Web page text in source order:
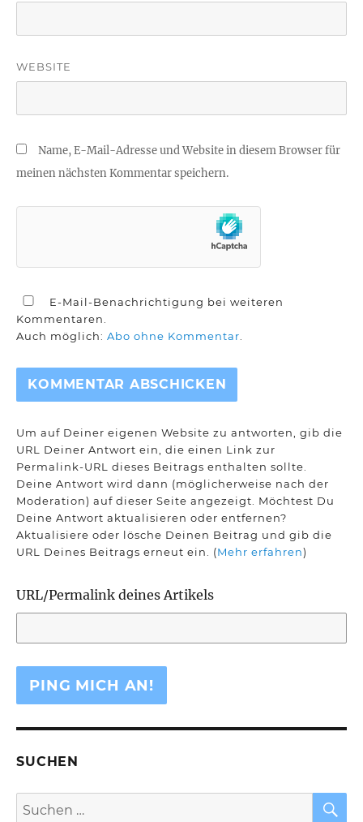
WEBSITE
Name, E-Mail-Adresse und Website in diesem Browser für
meinen nächsten Kommentar speichern.
E-Mail-Benachrichtigung bei weiteren
Kommentaren.
Auch möglich:Abo ohne Kommentar
Um auf Deiner eigenen Website zu antworten, gib die
URL Deiner Antwort ein, die einen Link zur
Permalink-URL dieses Beitrags enthalten sollte.
Deine Antwort wird dann (möglicherweise nach der
Moderation) auf dieser Seite angezeigt. Möchtest Du
Deine Antwort aktualisieren oder entfernen?
Aktualisiere oder lösche Deinen Beitrag und gib die
URL Deines Beitrags erneut ein. (Mehr erfahren)
URL/Permalink deines Artikels
SUCHEN
Suchen